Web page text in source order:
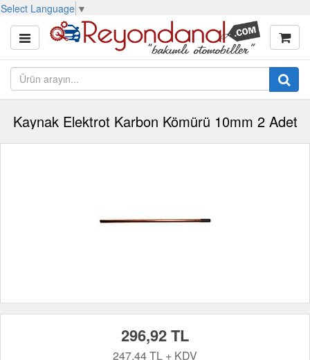
Select Language ▼
Kaynak Elektrot Karbon Kömürü 10mm 2 Adet
296,92 TL
247,44 TL + KDV